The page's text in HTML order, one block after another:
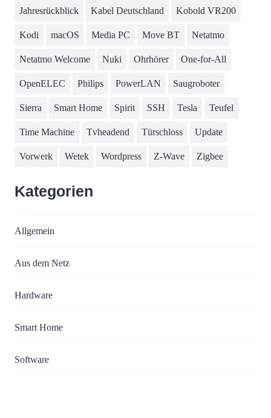
Jahresrückblick Kabel Deutschland Kobold VR200
Kodi macOS Media PC Move BT Netatmo
Netatmo Welcome Nuki Ohrhörer One-for-All
OpenELEC Philips PowerLAN Saugroboter
Sierra Smart Home Spirit SSH Tesla Teufel
Time Machine Tvheadend Türschloss Update
Vorwerk Wetek Wordpress Z-Wave Zigbee
Kategorien
Allgemein
Aus dem Netz
Hardware
Smart Home
Software